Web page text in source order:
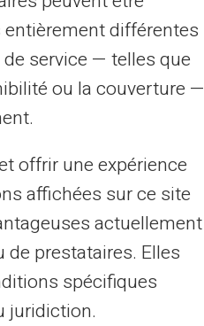
avec
résilié.
solde est
inférieur au
différentes
service — telles que
ou la couverture —
offrir une expérience
affichées sur ce site
actuellement
prestataires. Elles
spécifiques
juridiction.